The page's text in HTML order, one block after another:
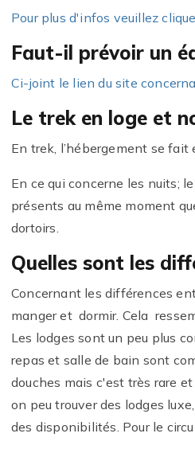
Pour plus d'infos veuillez
Faut-il prévoir un
Ci-joint le lien du site
Le trek en loge et
En trek, l’hébergement se
En ce qui concerne les nuits;
présents au même moment
dortoirs.
Quelles sont les
Concernant les différences
manger et dormir. Cela
Les lodges sont un peu plus
repas et salle de bain sont
douches mais c'est très rare
on peu trouver des lodges
des disponibilités. Pour le